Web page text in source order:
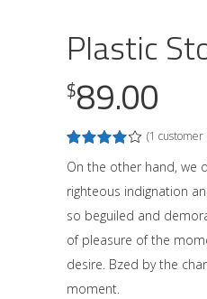
Plastic
$89.00
out
based
on
1
customer
rating
(1 customer
On the other hand, we
righteous indignation
so beguiled and
of pleasure of the
desire. Bzed by the
moment.